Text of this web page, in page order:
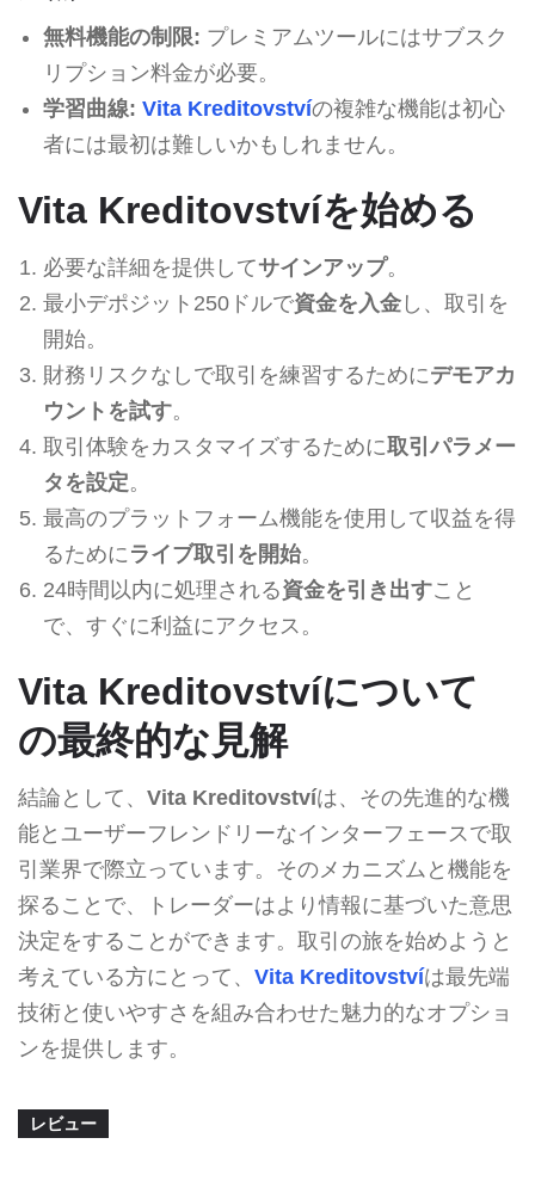
無料機能の制限: プレミアムツールにはサブスク
リプション料金が必要。
学習曲線: Vita Kreditovstvíの複雑な機能は初心
者には最初は難しいかもしれません。
Vita Kreditovstvíを始める
必要な詳細を提供してサインアップ。
最小デポジット250ドルで資金を入金し、取引を
開始。
財務リスクなしで取引を練習するためにデモアカ
ウントを試す。
取引体験をカスタマイズするために取引パラメー
タを設定。
最高のプラットフォーム機能を使用して収益を得
るために ライブ取引を開始。
24時間以内に処理される資金を引き出すこと
で、すぐに利益にアクセス。
Vita Kreditovstvíについて
の最終的な見解
結論として、 Vita Kreditovstvíは、その先進的な機
能とユーザーフレンドリーなインターフェースで取
引業界で際立っています。そのメカニズムと機能を
探ることで、トレーダーはより情報に基づいた意思
決定をすることができます。取引の旅を始めようと
考えている方にとって、 Vita Kreditovstvíは最先端
技術と使いやすさを組み合わせた魅力的なオプショ
ンを提供します。
レビュー